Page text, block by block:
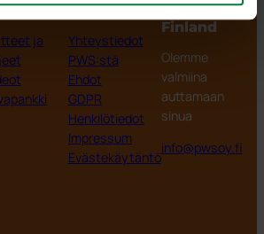
ja
Tiedot
Yhteystiedot
PWS:stä
Ehdot
GDPR
Henkilötiedot
Impressum
Evästekäytäntö
PWS
Finland
Olemme
valmiina
auttamaan
sinua
info@pwsoy.fi